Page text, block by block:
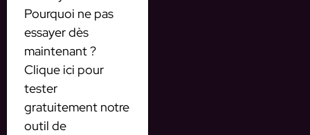
Pourquoi ne pas
essayer dès
maintenant ?
Clique ici pour
tester
gratuitement notre
outil de